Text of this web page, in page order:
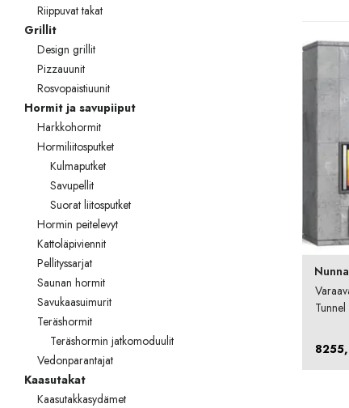
Kampanjat
Yhteystiedot
Pyydä tarjous
Projektit
Arkkitehdeille
Ostajan opas
Blogi
Yrityksemme
FAQ
Tulisija
TOTO
Kylpyhuonekalusteet
Riippuvat takat
Grillit
Design grillit
Pizzauunit
Rosvopaistiuunit
Hormit ja savupiiput
Harkkohormit
Hormiliitosputket
Kulmaputket
Savupellit
Suorat liitosputket
Hormin peitelevyt
Kattoläpiviennit
Pellityssarjat
Saunan hormit
Savukaasuimurit
Teräshormit
Teräshormin jatkomoduulit
Vedonparantajat
Kaasutakat
Kaasutakkasydämet
Tunnel